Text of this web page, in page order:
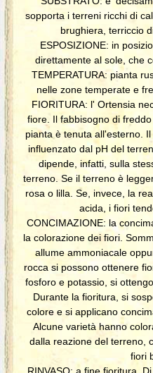
sopporta i terreni ricchi di
brughiera, terriccio
ESPOSIZIONE: in
direttamente al sole, che
TEMPERATURA: pianta
nelle zone temperate e
FIORITURA: l' Ortensia
fiore. Il fabbisogno di
pianta è tenuta all'esterno.
influenzato dal pH del
dipende, infatti, sulla
terreno. Se il terreno è
rosa o lilla. Se, invece, la
acida, i fiori
CONCIMAZIONE: la
la colorazione dei fiori.
allume ammoniacale
rocca si possono ottenere
fosforo e potassio, si
Durante la fioritura, si
colore e si applicano
Alcune varietà hanno
dalla reazione del terreno,
fiori